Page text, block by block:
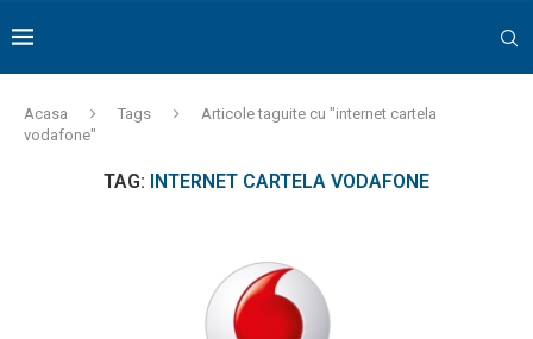
Acasa Tags
Articole taguite cu "internet cartela
vodafone"
TAG: INTERNET CARTELA VODAFONE